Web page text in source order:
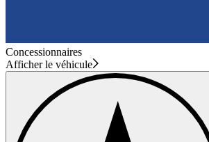
Concessionnaires
Afficher le véhicule